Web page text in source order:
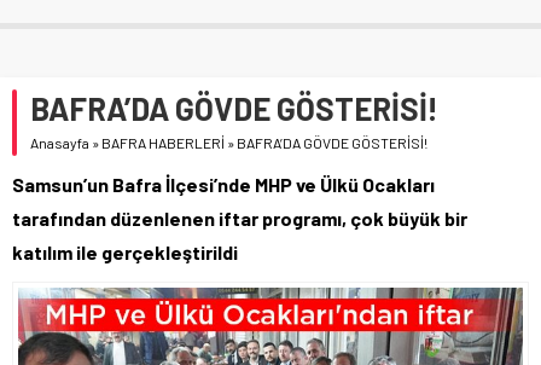
BAFRA’DA GÖVDE GÖSTERİSİ!
Anasayfa » BAFRA HABERLERİ » BAFRA’DA GÖVDE GÖSTERİSİ!
Samsun’un Bafra İlçesi’nde MHP ve Ülkü Ocakları
tarafından düzenlenen iftar programı, çok büyük bir
katılım ile gerçekleştirildi